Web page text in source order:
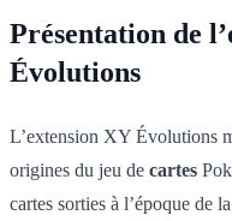
Présentation de
Évolutions
L’extension XY Évolutions
origines du jeu de cartes
cartes sorties à l’époque de